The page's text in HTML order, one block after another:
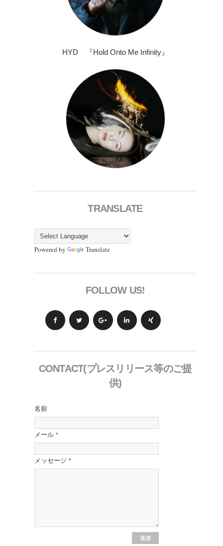
HYD 『Hold Onto Me Infinity』
TRANSLATE
Powered by Translate
FOLLOW US!
CONTACT(プレスリリース等のご提
供)
名前
メール *
メッセージ *